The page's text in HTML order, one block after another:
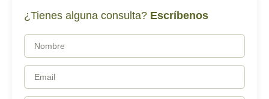
¿Tienes alguna consulta? Escríbenos